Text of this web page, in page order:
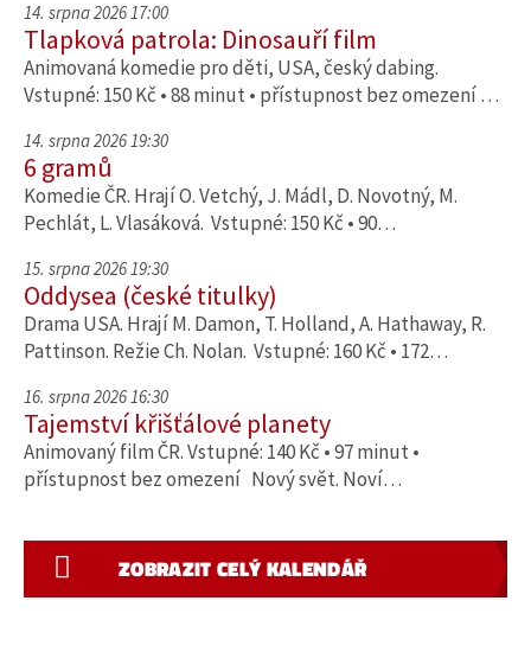
14. srpna 2026 17:00
Tlapková patrola: Dinosauří film
Animovaná komedie pro děti, USA, český dabing.
Vstupné: 150 Kč • 88 minut • přístupnost bez omezení …
14. srpna 2026 19:30
6 gramů
Komedie ČR. Hrají O. Vetchý, J. Mádl, D. Novotný, M.
Pechlát, L. Vlasáková. Vstupné: 150 Kč • 90…
15. srpna 2026 19:30
Oddysea (české titulky)
Drama USA. Hrají M. Damon, T. Holland, A. Hathaway, R.
Pattinson. Režie Ch. Nolan. Vstupné: 160 Kč • 172…
16. srpna 2026 16:30
Tajemství křišťálové planety
Animovaný film ČR. Vstupné: 140 Kč • 97 minut •
přístupnost bez omezení Nový svět. Noví…
ZOBRAZIT CELÝ KALENDÁŘ